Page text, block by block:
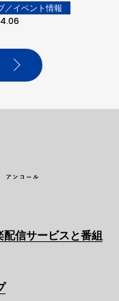
／イベント情報
信サービスと番組